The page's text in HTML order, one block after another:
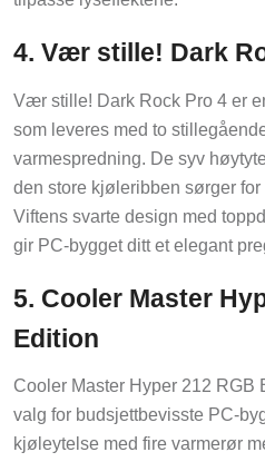
4. Vær stille! Dark
Vær stille! Dark Rock Pro 4 er
som leveres med to
varmespredning. De syv
den store kjøleribben sørger
Viftens svarte design med
gir PC-bygget ditt et elegant
5. Cooler Master
Edition
Cooler Master Hyper 212
valg for budsjettbevisste PC-
kjøleytelse med fire varmerør